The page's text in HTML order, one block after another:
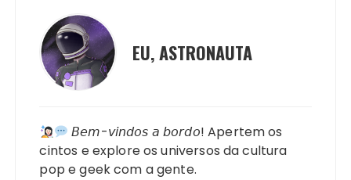
EU, ASTRONAUTA
𝘉𝘦𝘮-𝘷𝘪𝘯𝘥𝘰𝘴 𝘢 𝘣𝘰𝘳𝘥𝘰! Apertem os
cintos e explore os universos da cultura
pop e geek com a gente.